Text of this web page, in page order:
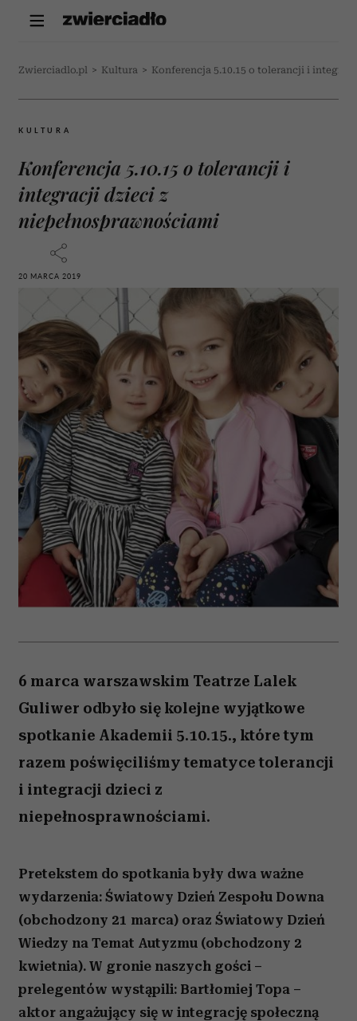
Zwierciadlo.pl > Kultura > Konferencja 5.10.15 o tolerancji i
KULTURA
Konferencja 5.10.15 o tolerancji i
integracji dzieci z
niepełnosprawnościami
20 MARCA 2019
6 marca warszawskim Teatrze Lalek
Guliwer odbyło się kolejne wyjątkowe
spotkanie Akademii 5.10.15., które tym
razem poświęciliśmy tematyce tolerancji
i integracji dzieci z
niepełnosprawnościami.
Pretekstem do spotkania były dwa ważne
wydarzenia: Światowy Dzień Zespołu Downa
(obchodzony 21 marca) oraz Światowy Dzień
Wiedzy na Temat Autyzmu (obchodzony 2
kwietnia). W gronie naszych gości –
prelegentów wystąpili: Bartłomiej Topa –
aktor angażujący się w integrację społeczną